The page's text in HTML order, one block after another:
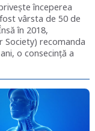
începerea
vârsta de 50 de
în 2018,
Society) recomanda
o consecință a